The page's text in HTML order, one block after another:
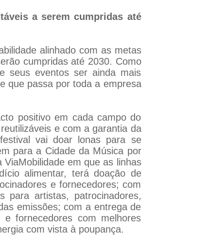
a serem cumpridas até
alinhado com as metas
cumpridas até 2030. Como
seus eventos ser ainda mais
que passa por toda a empresa
positivo em cada campo do
e com a garantia da
vai doar lonas para se
para a Cidade da Música por
em que as linhas
alimentar, terá doação de
e fornecedores; com
para artistas, patrocinadores,
emissões; com a entrega de
fornecedores com melhores
com vista à poupança.